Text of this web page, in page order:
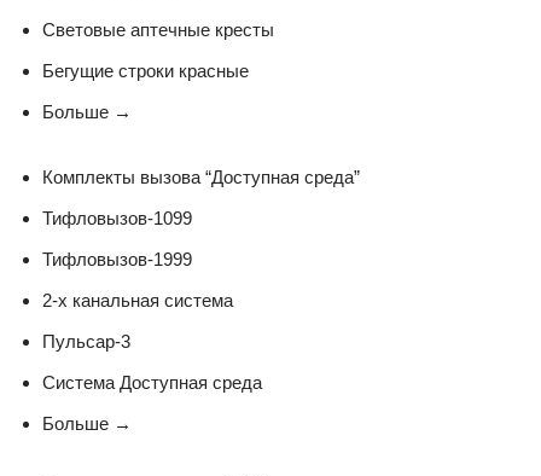
Световые аптечные кресты
Бегущие строки красные
Больше →
Комплекты вызова “Доступная среда”
Тифловызов-1099
Тифловызов-1999
2-х канальная система
Пульсар-3
Система Доступная среда
Больше →